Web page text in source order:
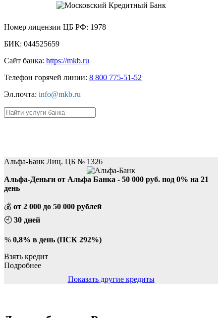
Номер лицензии ЦБ РФ: 1978
БИК: 044525659
Сайт банка: https://mkb.ru
Телефон горячей линии: 8 800 775-51-52
Эл.почта: info@mkb.ru
Альфа-Банк Лиц. ЦБ № 1326
Альфа-Деньги от Альфа Банка - 50 000 руб. под 0% на 21
день
💰 от 2 000 до 50 000 рублей
🕘 30 дней
% 0,8% в день (ПСК 292%)
Взять кредит
Подробнее
Показать другие кредиты